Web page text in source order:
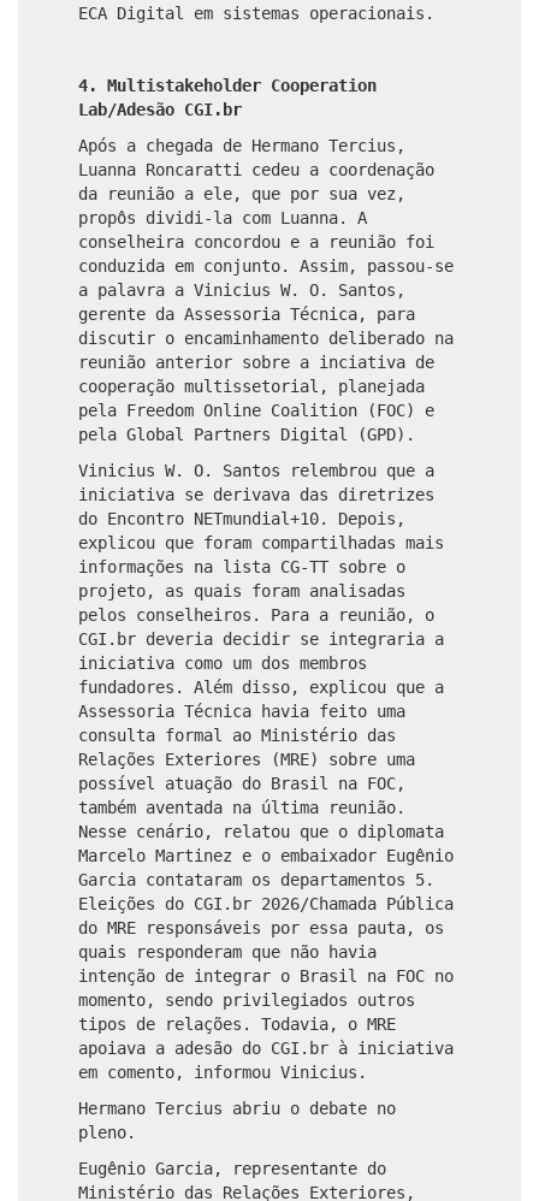
ECA Digital em sistemas operacionais.
4. Multistakeholder Cooperation
Lab/Adesão CGI.br
Após a chegada de Hermano Tercius,
Luanna Roncaratti cedeu a coordenação
da reunião a ele, que por sua vez,
propôs dividi-la com Luanna. A
conselheira concordou e a reunião foi
conduzida em conjunto. Assim, passou-se
a palavra a Vinicius W. O. Santos,
gerente da Assessoria Técnica, para
discutir o encaminhamento deliberado na
reunião anterior sobre a inciativa de
cooperação multissetorial, planejada
pela Freedom Online Coalition (FOC) e
pela Global Partners Digital (GPD).
Vinicius W. O. Santos relembrou que a
iniciativa se derivava das diretrizes
do Encontro NETmundial+10. Depois,
explicou que foram compartilhadas mais
informações na lista CG-TT sobre o
projeto, as quais foram analisadas
pelos conselheiros. Para a reunião, o
CGI.br deveria decidir se integraria a
iniciativa como um dos membros
fundadores. Além disso, explicou que a
Assessoria Técnica havia feito uma
consulta formal ao Ministério das
Relações Exteriores (MRE) sobre uma
possível atuação do Brasil na FOC,
também aventada na última reunião.
Nesse cenário, relatou que o diplomata
Marcelo Martinez e o embaixador Eugênio
Garcia contataram os departamentos 5.
Eleições do CGI.br 2026/Chamada Pública
do MRE responsáveis por essa pauta, os
quais responderam que não havia
intenção de integrar o Brasil na FOC no
momento, sendo privilegiados outros
tipos de relações. Todavia, o MRE
apoiava a adesão do CGI.br à iniciativa
em comento, informou Vinicius.
Hermano Tercius abriu o debate no
pleno.
Eugênio Garcia, representante do
Ministério das Relações Exteriores,